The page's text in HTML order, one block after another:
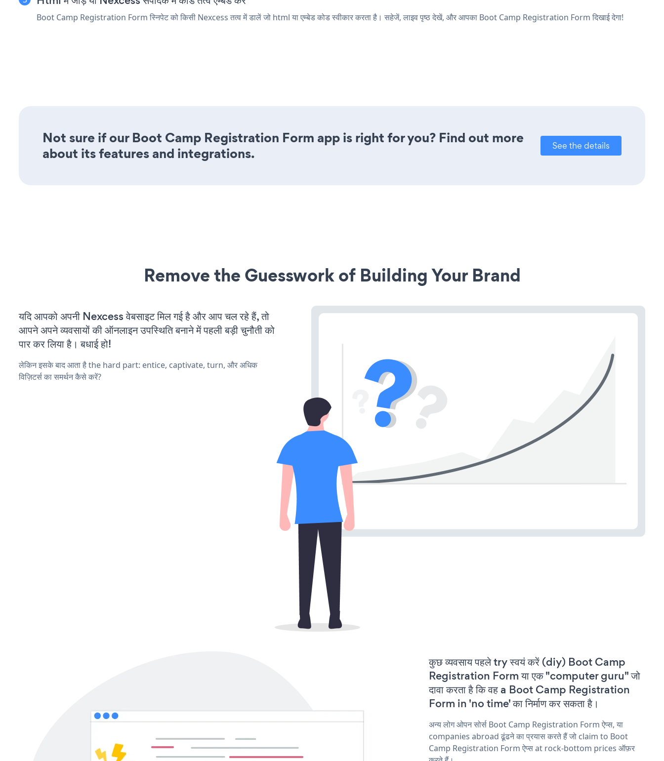
Boot Camp Registration Form स्निपेट को किसी Nexcess तत्व में डालें जो html या एम्बेड कोड स्वीकार करता है। सहेजें, लाइव पृष्ठ देखें, और आपका Boot Camp Registration Form दिखाई देगा!
Not sure if our Boot Camp Registration Form app is right for you? Find out more
about its features and integrations.
See the details
Remove the Guesswork of Building Your Brand
यदि आपको अपनी Nexcess वेबसाइट मिल गई है और आप चल रहे हैं, तो
आपने अपने व्यवसायों की ऑनलाइन उपस्थिति बनाने में पहली बड़ी चुनौती को
पार कर लिया है। बधाई हो!
लेकिन इसके बाद आता है the hard part: entice, captivate, turn, और अधिक
विज़िटर्स का समर्थन कैसे करें?
कुछ व्यवसाय पहले try स्वयं करें (diy) Boot Camp
Registration Form या एक "computer guru" जो
दावा करता है कि वह a Boot Camp Registration
Form in 'no time' का निर्माण कर सकता है।
अन्य लोग ओपन सोर्स Boot Camp Registration Form ऐप्स, या
companies abroad ढूंढने का प्रयास करते हैं जो claim to Boot
Camp Registration Form ऐप्स at rock-bottom prices ऑफ़र